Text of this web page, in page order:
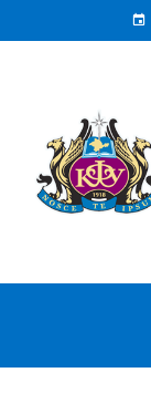
к